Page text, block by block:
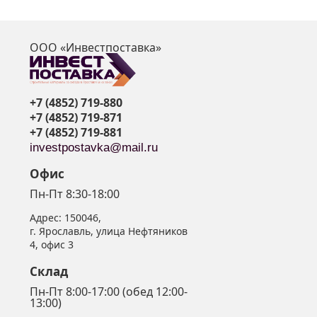
ООО «Инвестпоставка»
+7 (4852) 719-880
+7 (4852) 719-871
+7 (4852) 719-881
investpostavka@mail.ru
Офис
Пн-Пт 8:30-18:00
Адрес: 150046,
г. Ярославль, улица Нефтяников
4, офис 3
Склад
Пн-Пт 8:00-17:00 (обед 12:00-
13:00)